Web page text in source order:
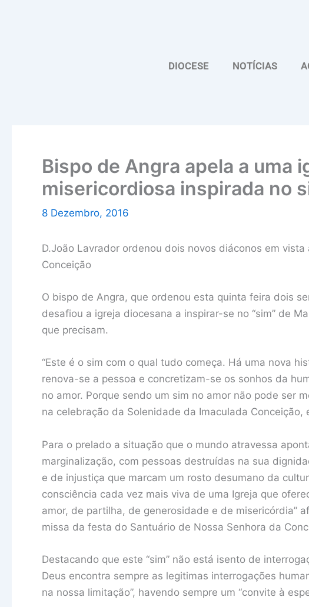
DIOCESE NOTÍCIAS
Bispo de Angra apela a uma
misericordiosa inspirada no
8 Dezembro, 2016
D.João Lavrador ordenou dois novos diáconos em
Conceição
O bispo de Angra, que ordenou esta quinta feira dois
desafiou a igreja diocesana a inspirar-se no “sim” de
que precisam.
“Este é o sim com o qual tudo começa. Há uma nova
renova-se a pessoa e concretizam-se os sonhos da
no amor. Porque sendo um sim no amor não pode ser
na celebração da Solenidade da Imaculada Conceição,
Para o prelado a situação que o mundo atravessa
marginalização, com pessoas destruídas na sua
e de injustiça que marcam um rosto desumano da
consciência cada vez mais viva de uma Igreja que
amor, de partilha, de generosidade e de misericórdia”
missa da festa do Santuário de Nossa Senhora da
Destacando que este “sim” não está isento de
Deus encontra sempre as legitimas interrogações
na nossa limitação”, havendo sempre um “convite à